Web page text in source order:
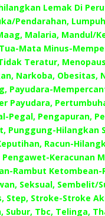
Lemak Di
Pendarahan,
Malaria, Mandul/
Mata Minus-
Teratur,
Narkoba, Obesitas,
Payudara-
Payudara,
Pegal, Pengapuran,
Punggung-Hilangkan
Racun-
Pengawet-Keracunan
Rambut
Seksual, Sembelit/
Step, Stroke-Stroke
Subur, Tbc, Telinga,